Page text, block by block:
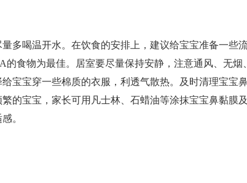
喝温开水。在饮食的安排上，建议给宝宝准备一些
的食物为最佳。居室要尽量保持安静，注意通风、无烟
宝宝穿一些棉质的衣服，利透气散热。及时清理宝宝
的宝宝，家长可用凡士林、石蜡油等涂抹宝宝鼻黏膜
。